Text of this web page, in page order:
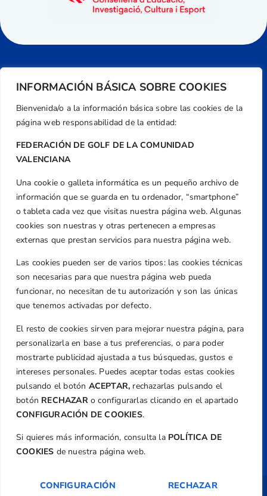
INFORMACIÓN BÁSICA SOBRE COOKIES
Bienvenida/o a la información básica sobre las cookies de la
página web responsabilidad de la entidad:
FEDERACIÓN DE GOLF DE LA COMUNIDAD
VALENCIANA
Una cookie o galleta informática es un pequeño archivo de
información que se guarda en tu ordenador, “smartphone”
o tableta cada vez que visitas nuestra página web. Algunas
cookies son nuestras y otras pertenecen a empresas
externas que prestan servicios para nuestra página web.
Las cookies pueden ser de varios tipos: las cookies técnicas
son necesarias para que nuestra página web pueda
funcionar, no necesitan de tu autorización y son las únicas
que tenemos activadas por defecto.
El resto de cookies sirven para mejorar nuestra página, para
personalizarla en base a tus preferencias, o para poder
mostrarte publicidad ajustada a tus búsquedas, gustos e
intereses personales. Puedes aceptar todas estas cookies
pulsando el botón ACEPTAR, rechazarlas pulsando el
botón RECHAZARo configurarlas clicando en el apartado
CONFIGURACIÓN DE COOKIES.
Si quieres más información, consulta la POLÍTICA DE
COOKIES de nuestra página web.
CONFIGURACIÓN RECHAZAR
Dirección
Centre de L´Esport, Carrer d'Isaac Peral i
Caballero, Nº 5, Despachos 2 y 3, 46980,
Valencia
+34 961 367 799
Email
federacion@golfcv.com
Aviso Legal
Política de Privacidad
Transparencia
Normativa
Federación